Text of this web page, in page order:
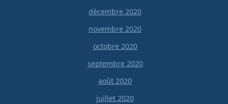
décembre 2020
novembre 2020
octobre 2020
septembre 2020
août 2020
juillet 2020